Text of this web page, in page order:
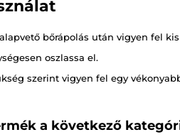
bőrápolás után vigyen fel
oszlassa el.
szerint vigyen fel egy
a következő